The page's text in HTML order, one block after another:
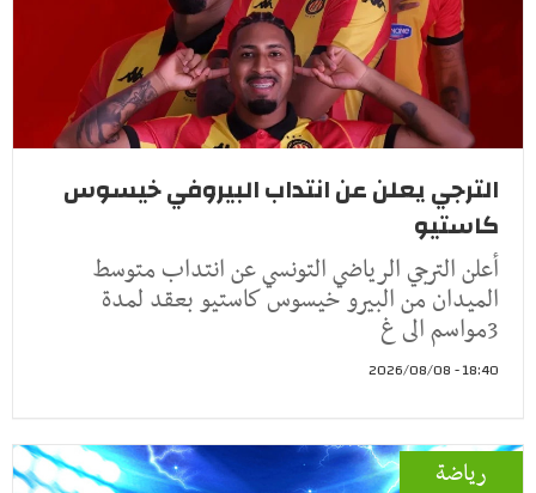
الترجي يعلن عن انتداب البيروفي خيسوس
كاستيو
أعلن الترجي الرياضي التونسي عن انتداب متوسط
الميدان من البيرو خيسوس كاستيو بعقد لمدة
3مواسم الى غ
18:40 - 2026/08/08
رياضة